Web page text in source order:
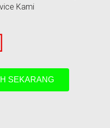
Kami
SEKARANG